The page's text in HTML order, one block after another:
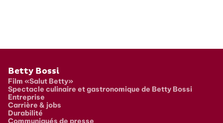
Pied de page
Betty Bossi
Film «Salut Betty»
Spectacle culinaire et gastronomique de Betty Bossi
Entreprise
Carrière & jobs
Durabilité
Communiqués de presse